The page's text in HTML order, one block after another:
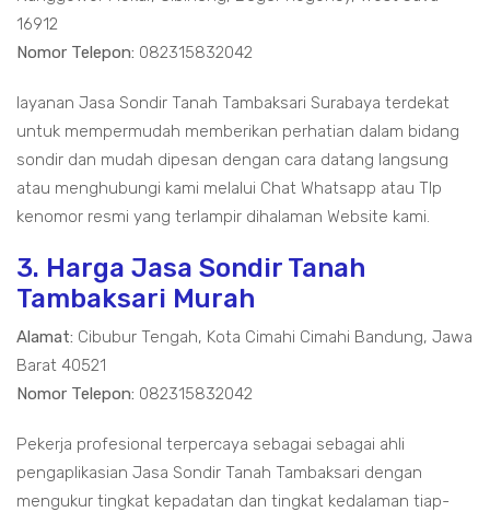
16912
Nomor Telepon: 082315832042
layanan Jasa Sondir Tanah Tambaksari Surabaya terdekat
untuk mempermudah memberikan perhatian dalam bidang
sondir dan mudah dipesan dengan cara datang langsung
atau menghubungi kami melalui Chat Whatsapp atau Tlp
kenomor resmi yang terlampir dihalaman Website kami.
3. Harga Jasa Sondir Tanah
Tambaksari Murah
Alamat: Cibubur Tengah, Kota Cimahi Cimahi Bandung, Jawa
Barat 40521
Nomor Telepon: 082315832042
Pekerja profesional terpercaya sebagai sebagai ahli
pengaplikasian Jasa Sondir Tanah Tambaksari dengan
mengukur tingkat kepadatan dan tingkat kedalaman tiap-